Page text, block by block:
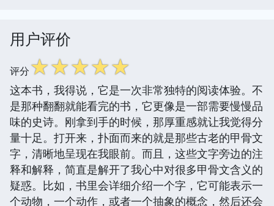
用户评价
评分☆☆☆☆☆
这本书，我得说，它是一次非常独特的阅读体验。不
是那种翻翻就能看完的书，它更像是一部需要慢慢品
味的史诗。刚拿到手的时候，那厚重感就让我觉得分
量十足。打开来，扑面而来的就是那些古老的甲骨文
字，清晰地呈现在我眼前。而且，这些文字旁边的注
释和解释，简直是解开了我心中对很多甲骨文含义的
疑惑。比如，书里会详细介绍一个字，它可能表示一
个动物，一个动作，或者一个抽象的概念，然后还会